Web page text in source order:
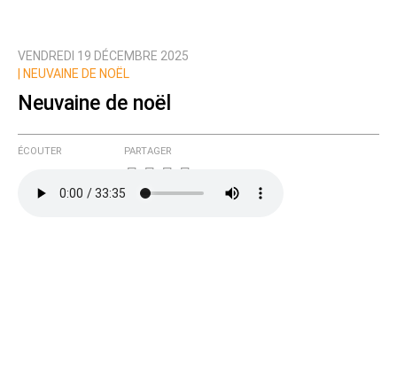
VENDREDI 19 DÉCEMBRE 2025
NEUVAINE DE NOËL
Neuvaine de noël
ÉCOUTER PARTAGER